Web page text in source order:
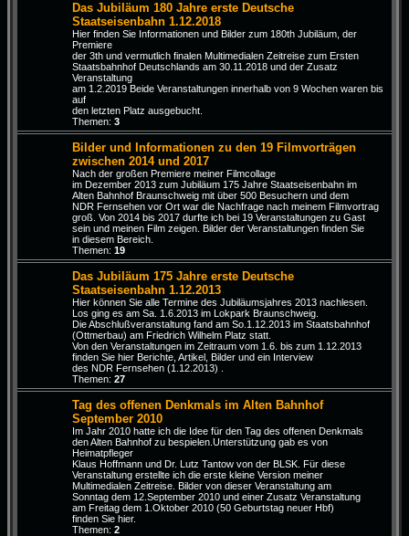
Das Jubiläum 180 Jahre erste Deutsche
Staatseisenbahn 1.12.2018
Hier finden Sie Informationen und Bilder zum 180th Jubiläum, der
Premiere
der 3th und vermutlich finalen Multimedialen Zeitreise zum Ersten
Staatsbahnhof Deutschlands am 30.11.2018 und der Zusatz
Veranstaltung
am 1.2.2019 Beide Veranstaltungen innerhalb von 9 Wochen waren bis
auf
den letzten Platz ausgebucht.
Themen: 3
Bilder und Informationen zu den 19 Filmvorträgen
zwischen 2014 und 2017
Nach der großen Premiere meiner Filmcollage
im Dezember 2013 zum Jubiläum 175 Jahre Staatseisenbahn im
Alten Bahnhof Braunschweig mit über 500 Besuchern und dem
NDR Fernsehen vor Ort war die Nachfrage nach meinem Filmvortrag
groß. Von 2014 bis 2017 durfte ich bei 19 Veranstaltungen zu Gast
sein und meinen Film zeigen. Bilder der Veranstaltungen finden Sie
in diesem Bereich.
Themen: 19
Das Jubiläum 175 Jahre erste Deutsche
Staatseisenbahn 1.12.2013
Hier können Sie alle Termine des Jubiläumsjahres 2013 nachlesen.
Los ging es am Sa. 1.6.2013 im Lokpark Braunschweig.
Die Abschlußveranstaltung fand am So.1.12.2013 im Staatsbahnhof
(Ottmerbau) am Friedrich Wilhelm Platz statt.
Von den Veranstaltungen im Zeitraum vom 1.6. bis zum 1.12.2013
finden Sie hier Berichte, Artikel, Bilder und ein Interview
des NDR Fernsehen (1.12.2013) .
Themen: 27
Tag des offenen Denkmals im Alten Bahnhof
September 2010
Im Jahr 2010 hatte ich die Idee für den Tag des offenen Denkmals
den Alten Bahnhof zu bespielen.Unterstützung gab es von
Heimatpfleger
Klaus Hoffmann und Dr. Lutz Tantow von der BLSK. Für diese
Veranstaltung erstellte ich die erste kleine Version meiner
Multimedialen Zeitreise. Bilder von dieser Veranstaltung am
Sonntag dem 12.September 2010 und einer Zusatz Veranstaltung
am Freitag dem 1.Oktober 2010 (50 Geburtstag neuer Hbf)
finden Sie hier.
Themen: 2